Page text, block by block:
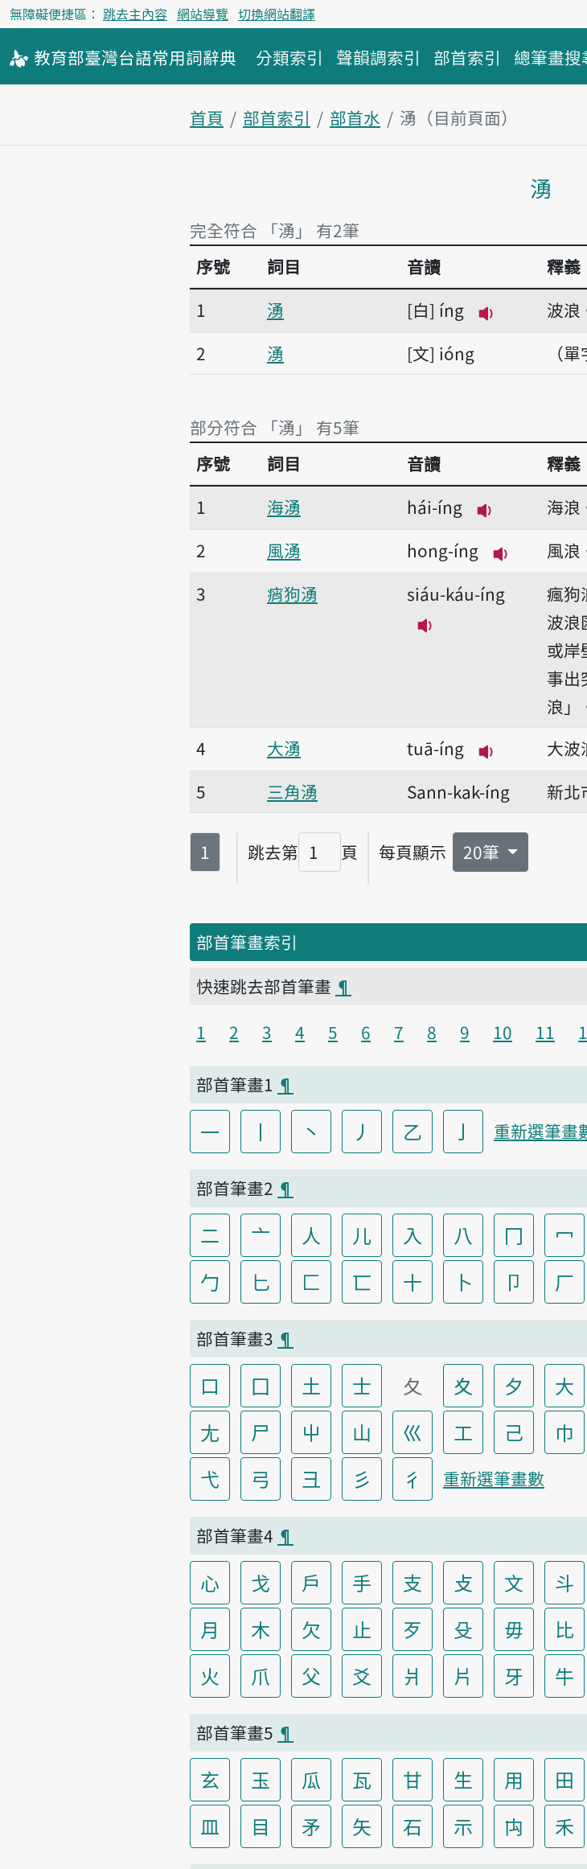
無障礙便捷區： 跳去主內容 網站導覽 切換網站翻譯
教育部臺灣台語常用詞辭典 分類索引 聲韻調索引 部首索引 總筆畫搜
首頁 部首索引 部首水
湧（目前頁面）
湧
完全符合 「湧」 有2筆
完全符合 「湧」 有2筆
序號 詞目 音讀
釋義
1
湧 白 íng
播放音讀íng
波浪
2
湧 文 ióng （
部分符合 「湧」 有5筆
部分符合 「湧」 有5筆
序號 詞目 音讀
釋義
1
海湧
hái-íng
播放音讀
海浪
2
風湧
hong-íng
播放音讀
風浪
3
痟狗湧 siáu-káu-íng
播放音讀siáu-káu-
瘋狗
波浪
或岸
事出
浪」
4
大湧
tuā-íng
播放音讀
大波
5
三角湧 Sann-kak-íng 新北
第
1 跳去第
頁碼
頁 每頁顯示 20筆
部首筆畫索引
快速跳去部首筆畫 ¶
1
2 3 4 5 6 7 8 9 10 11
部首筆畫1 ¶
一 丨 丶 丿 乙 亅 重新選筆畫
部首筆畫2 ¶
二 亠 人 儿 入 八 冂 冖
勹
匕 匚 匸 十 卜 卩 厂
部首筆畫3 ¶
口 囗 土 士 夂 夊 夕 大
尢
尸 屮 山 巛 工 己 巾
弋
弓 彐 彡 彳 重新選筆畫數
部首筆畫4 ¶
心 戈 戶 手 支 攴 文 斗
月
木 欠 止 歹 殳 毋 比
火 爪 父 爻 爿 片 牙 牛
部首筆畫5 ¶
玄 玉 瓜 瓦 甘 生 用 田
皿
目 矛 矢 石 示 禸 禾